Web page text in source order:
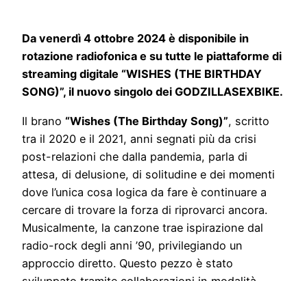
Da venerdì 4 ottobre 2024 è disponibile in
rotazione radiofonica e su tutte le piattaforme di
streaming digitale “WISHES (THE BIRTHDAY
SONG)”, il nuovo singolo dei GODZILLASEXBIKE.
Il brano “Wishes (The Birthday Song)”, scritto
tra il 2020 e il 2021, anni segnati più da crisi
post-relazioni che dalla pandemia, parla di
attesa, di delusione, di solitudine e dei momenti
dove l’unica cosa logica da fare è continuare a
cercare di trovare la forza di riprovarci ancora.
Musicalmente, la canzone trae ispirazione dal
radio-rock degli anni ’90, privilegiando un
approccio diretto. Questo pezzo è stato